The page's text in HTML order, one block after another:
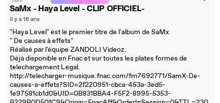
SaMx - Haya Level - CLIP OFFICIEL-
il y a 16 ans
"Haya Level" est le premier titre de l'album de SaMx
" De causes à effets"
Réalisé par l'équipe ZANDOLI Videoz.
Déjà disponible en Fnac et sur toutes les plates formes de
telechargement Legal.
http://telecharger-musique.fnac.com/fm7692771/SamX-De-
causes-a-effets?SID=2f220951-cbca-453a-3ed5-
1e97581cb1d0&UID=0B831BBA4-F5F2-8995-5353-